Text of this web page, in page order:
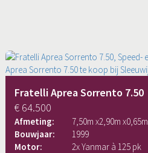
Fratelli Aprea Sorrento 7.50
€ 64.500
Afmeting: 7,50m x2,90m x0,65m
Bouwjaar:
1999
Motor:
2x Yanmar à 125 pk